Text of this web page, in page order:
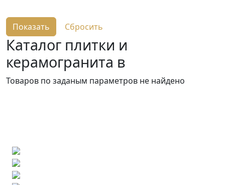
Каталог плитки и
керамогранита в
Товаров по заданым параметров не найдено